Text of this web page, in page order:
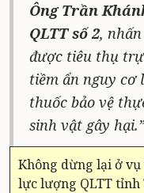
Ông Trần
QLTT số 2,
được tiêu thụ
tiềm ẩn nguy cơ
thuốc bảo vệ
sinh vật gây hại.”
Không dừng lại ở
lực lượng QLTT